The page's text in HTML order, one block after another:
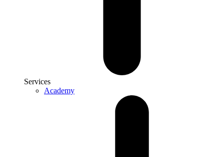
Services
Academy